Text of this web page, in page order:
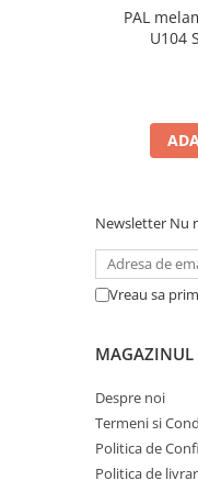
PAL
U104
Newsletter Nu
Vreau sa
MAGAZINUL
Despre noi
Termeni si
Politica de
Politica de